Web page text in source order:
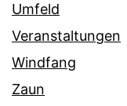
Umfeld
Veranstaltungen
Windfang
Zaun